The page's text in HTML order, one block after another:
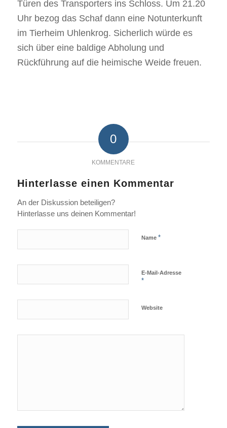
Türen des Transporters ins Schloss. Um 21.20
Uhr bezog das Schaf dann eine Notunterkunft
im Tierheim Uhlenkrog. Sicherlich würde es
sich über eine baldige Abholung und
Rückführung auf die heimische Weide freuen.
0
KOMMENTARE
Hinterlasse einen Kommentar
An der Diskussion beteiligen?
Hinterlasse uns deinen Kommentar!
Name *
E-Mail-Adresse
*
Website